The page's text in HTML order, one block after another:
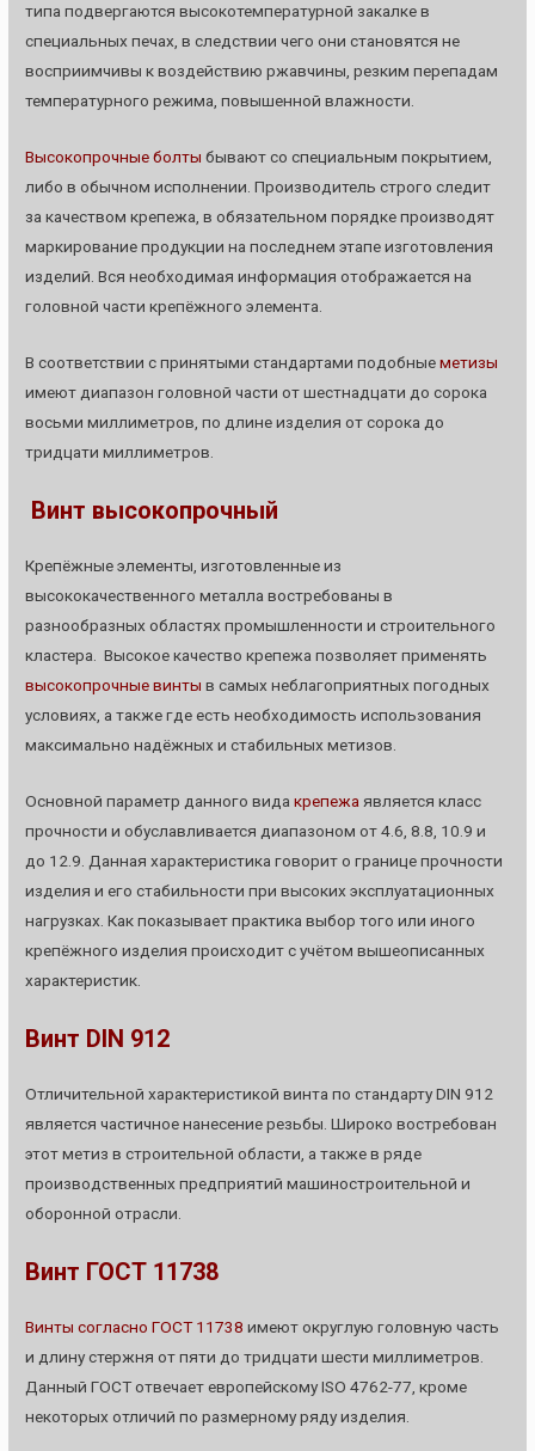
типа подвергаются высокотемпературной закалке в
специальных печах, в следствии чего они становятся не
восприимчивы к воздействию ржавчины, резким перепадам
температурного режима, повышенной влажности.
Высокопрочные болты бывают со специальным покрытием,
либо в обычном исполнении. Производитель строго следит
за качеством крепежа, в обязательном порядке производят
маркирование продукции на последнем этапе изготовления
изделий. Вся необходимая информация отображается на
головной части крепёжного элемента.
В соответствии с принятыми стандартами подобныеметизы
имеют диапазон головной части от шестнадцати до сорока
восьми миллиметров, по длине изделия от сорока до
тридцати миллиметров.
Винт высокопрочный
Крепёжные элементы, изготовленные из
высококачественного металла востребованы в
разнообразных областях промышленности и строительного
кластера. Высокое качество крепежа позволяет применять
высокопрочные винты в самых неблагоприятных погодных
условиях, а также где есть необходимость использования
максимально надёжных и стабильных метизов.
Основной параметр данного видакрепежа является класс
прочности и обуславливается диапазоном от 4.6, 8.8, 10.9 и
до 12.9. Данная характеристика говорит о границе прочности
изделия и его стабильности при высоких эксплуатационных
нагрузках. Как показывает практика выбор того или иного
крепёжного изделия происходит с учётом вышеописанных
характеристик.
Винт DIN 912
Отличительной характеристикой винта по стандарту DIN 912
является частичное нанесение резьбы. Широко востребован
этот метиз в строительной области, а также в ряде
производственных предприятий машиностроительной и
оборонной отрасли.
Винт ГОСТ 11738
Винты согласно ГОСТ 11738 имеют округлую головную часть
и длину стержня от пяти до тридцати шести миллиметров.
Данный ГОСТ отвечает европейскому ISO 4762-77, кроме
некоторых отличий по размерному ряду изделия.